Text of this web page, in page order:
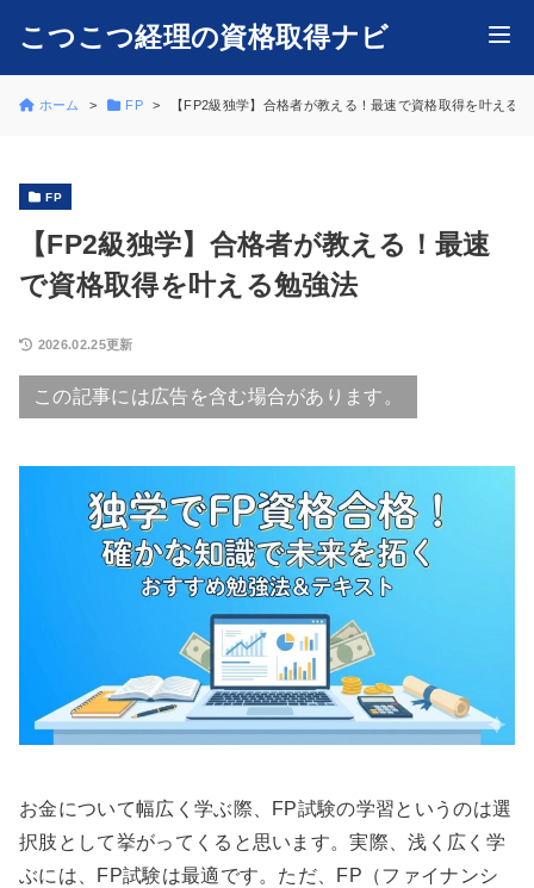
こつこつ経理の資格取得ナビ
ホーム FP 【FP2級独学】合格者が教える！最速で資格取得を叶える
FP
【FP2級独学】合格者が教える！最速
で資格取得を叶える勉強法
2026.02.25更新
この記事には広告を含む場合があります。
お金について幅広く学ぶ際、FP試験の学習というのは選
択肢として挙がってくると思います。実際、浅く広く学
ぶには、FP試験は最適です。ただ、FP（ファイナンシ